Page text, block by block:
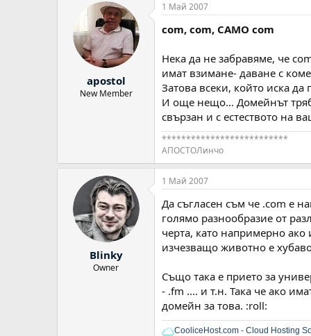
apostol
New Member
1 Май 2007
com, com, САМО com
Нека да не забравяме, че
имат взимане- даване с
Затова всеки, който иска
И още нещо... Домейнът
свързан и с естеството на
**************************
АПОСТОЛинчо
Blinky
Owner
1 Май 2007
Да съгласен съм че .com е
голямо разнообразие от
черта, като напримерно ако
изчезващо животно е
Също така е прието за
- .fm .... и т.н. Така че ако
домейн за това. :roll:
CooliceHost.com - Cloud Hosting